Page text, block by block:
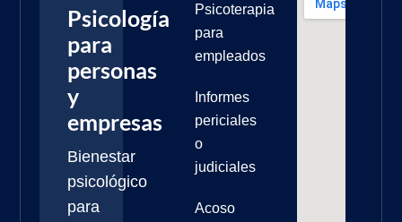
Psicología
para
personas
y
empresas
Bienestar
psicológico
para
Psicoterapia
para
empleados
Informes
periciales
o
judiciales
Acoso